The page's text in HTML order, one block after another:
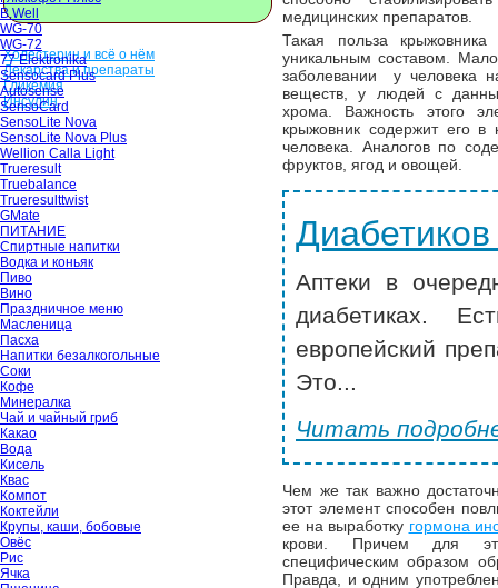
B.Well
WG-70
WG-72
77 Elektronika
Sensocard Plus
Autosense
SensoCard
SensoLite Nova
SensoLite Nova Plus
Wellion Calla Light
Trueresult
Truebalance
Trueresulttwist
GMate
ПИТАНИЕ
Спиртные напитки
Водка и коньяк
Пиво
Вино
Праздничное меню
Масленица
Пасха
Напитки безалкогольные
Соки
Кофе
Минералка
Чай и чайный гриб
Какао
Вода
Кисель
Квас
Компот
Коктейли
Крупы, каши, бобовые
Овёс
Рис
Ячка
Холестерин и всё о нём
Лекарства и препараты
Гликемия
Инсулин
медицинских препаратов.
Такая польза
уникальным составом.
заболевании у человека
веществ, у людей с
хрома. Важность этого
крыжовник содержит его в
человека. Аналогов по
фруктов, ягод и овощей.
Аптеки в
диабетиках.
европейский
Это...
Читать
Чем же так важно
этот элемент способен
ее на выработку гормона
крови. Причем для
специфическим образом
Правда, и одним